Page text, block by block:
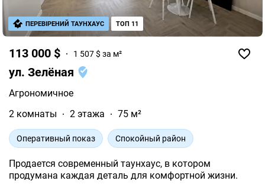
113 000 $ 1 507 $ за м²
ул. Зелёная
Агрономичное
2 комнаты
2 этажа 75 м²
Оперативный показ Спокойный район
Продается современный таунхаус, в котором
продумана каждая деталь для комфортной жизни.
ПЕРЕВІРЕНИЙ ТАУНХАУС ТОП 11